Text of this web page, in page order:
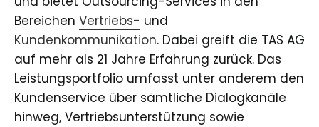
Bereichen Vertriebs- und
Kundenkommunikation. Dabei greift die TAS AG
auf mehr als 21 Jahre Erfahrung zurück. Das
Leistungsportfolio umfasst unter anderem den
Kundenservice über sämtliche Dialogkanäle
hinweg, Vertriebsunterstützung sowie